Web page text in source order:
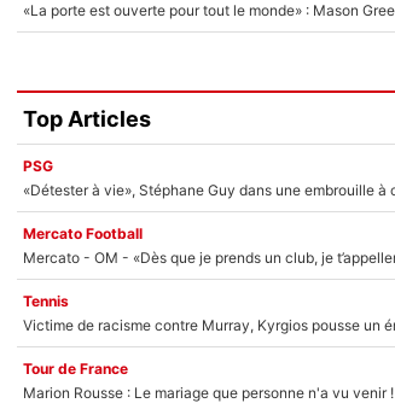
Top Articles
PSG
Mercato Football
Tennis
Tour de France
Marion Rousse : Le mariage que personne n'a vu venir !